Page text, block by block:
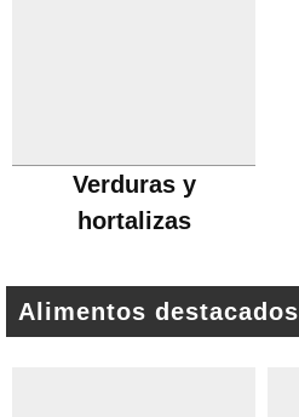
Verduras y
hortalizas
Alimentos destacados